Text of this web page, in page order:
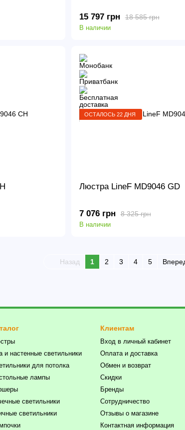
18 585 грн
15 797 грн
В наличии
ОСТАЛОСЬ 22 ДНЯ
Люстра LineF MD9046 GD
8 325 грн
7 076 грн
В наличии
Назад 1 2 3 4 5
и настенные светильники
для потолка
лампы
светильники
светильники
Клиентам
Вход в личный кабинет
Оплата и доставка
Обмен и возврат
Скидки
Бренды
Сотрудничество
Отзывы о магазине
Контактная информация